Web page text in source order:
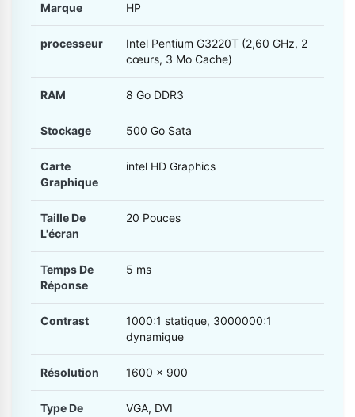
Marque HP
processeur
Intel Pentium G3220T (2,60 GHz, 2
cœurs, 3 Mo Cache)
RAM 8 Go DDR3
Stockage 500 Go Sata
Carte
Graphique
intel HD Graphics
Taille De
L'écran
20 Pouces
Temps De
Réponse
5 ms
Contrast
1000:1 statique, 3000000:1
dynamique
Résolution 1600 x 900
Type De
VGA, DVI